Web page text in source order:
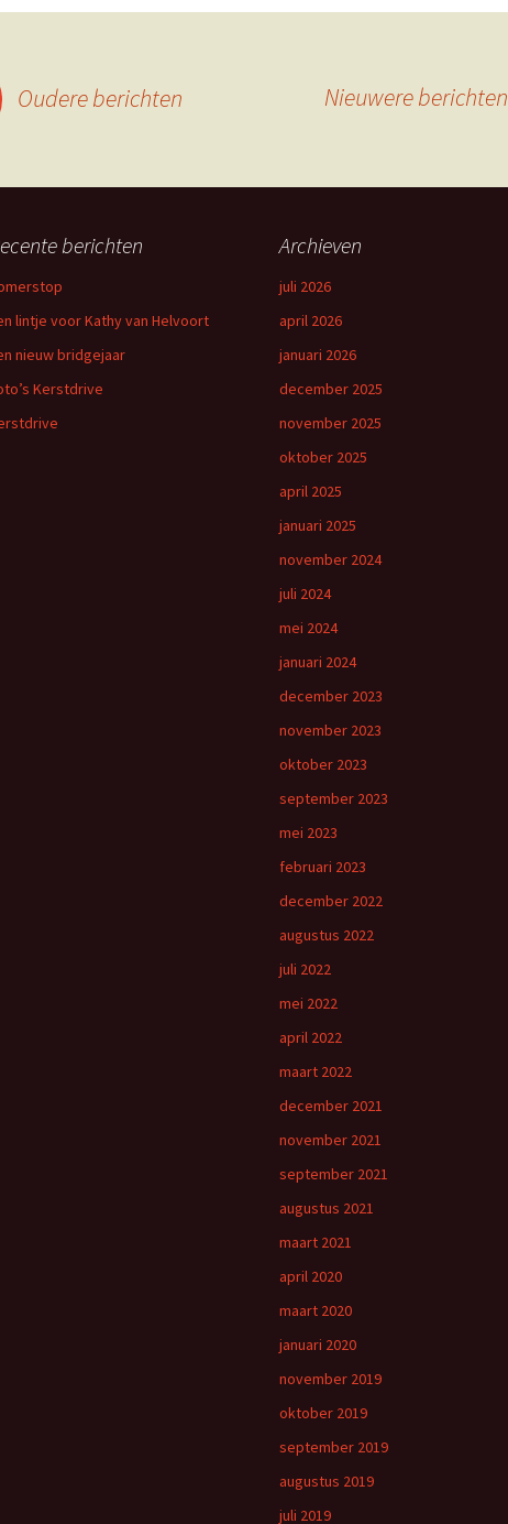
Oudere berichten Nieuwere berichten
berichten
lintje voor Kathy van Helvoort
nieuw bridgejaar
Kerstdrive
Archieven
juli 2026
april 2026
januari 2026
december 2025
november 2025
oktober 2025
april 2025
januari 2025
november 2024
juli 2024
mei 2024
januari 2024
december 2023
november 2023
oktober 2023
september 2023
mei 2023
februari 2023
december 2022
augustus 2022
juli 2022
mei 2022
april 2022
maart 2022
december 2021
november 2021
september 2021
augustus 2021
maart 2021
april 2020
maart 2020
januari 2020
november 2019
oktober 2019
september 2019
augustus 2019
juli 2019